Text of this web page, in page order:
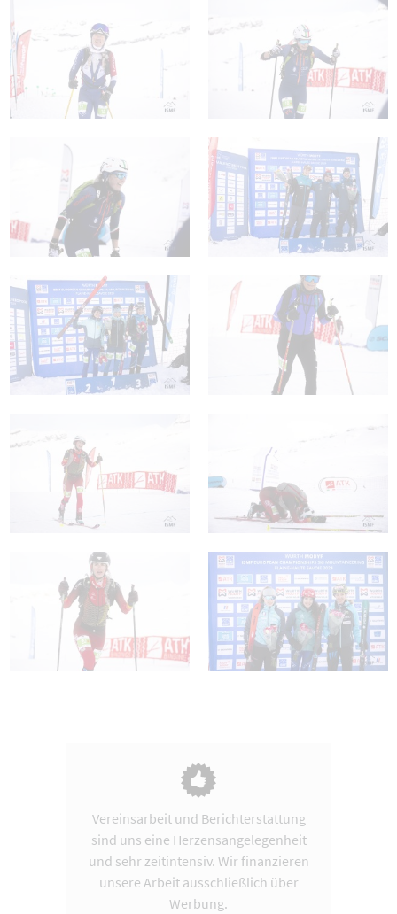
Vereinsarbeit und Berichterstattung
sind uns eine Herzensangelegenheit
und sehr zeitintensiv. Wir finanzieren
unsere Arbeit ausschließlich über
Werbung.